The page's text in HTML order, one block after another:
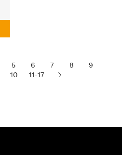
5 6 7 8
9
10
11-17